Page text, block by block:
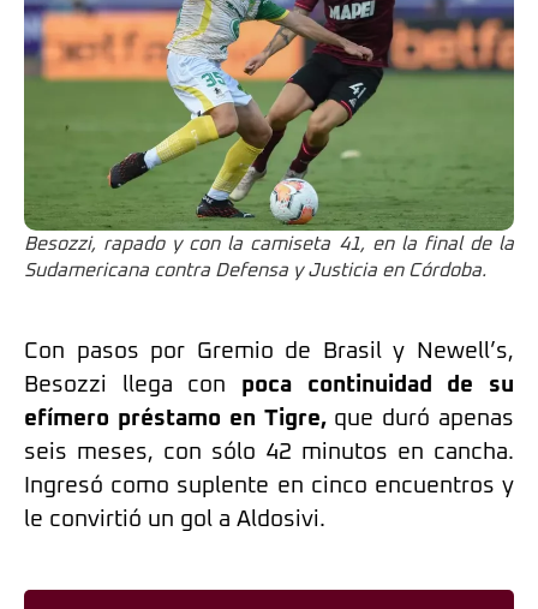
Besozzi, rapado y con la camiseta 41, en la final de la
Sudamericana contra Defensa y Justicia en Córdoba.
Con pasos por Gremio de Brasil y Newell’s,
Besozzi llega con poca continuidad de su
efímero préstamo en Tigre,que duró apenas
seis meses, con sólo 42 minutos en cancha.
Ingresó como suplente en cinco encuentros y
le convirtió un gol a Aldosivi.